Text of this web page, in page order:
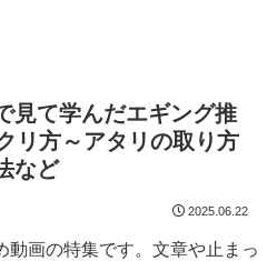
見て学んだエギング推
リ方～アタリの取り方
など
2025.06.22
動画の特集です。文章や止まっ